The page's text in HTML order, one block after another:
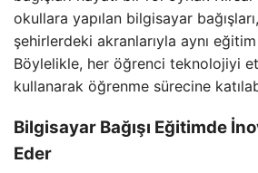
okullara yapılan bilgisayar
şehirlerdeki akranlarıyla aynı eğitim
Böylelikle, her öğrenci teknolojiyi
kullanarak öğrenme sürecine
Bilgisayar Bağışı Eğitimde
Eder